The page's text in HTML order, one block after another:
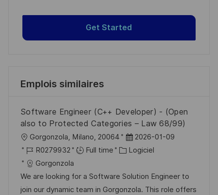
Get Started
Emplois similaires
Software Engineer (C++ Developer) - (Open
also to Protected Categories – Law 68/99)
o
c
a
l
Gorgonzola, Milano, 20064
D
a
e
d
2026-01-09
R
é
f
é
R0279932 Full time
C
t
é
Logiciel
Gorgonzola
We are looking for a Software Solution Engineer to
join our dynamic team in Gorgonzola. This role offers